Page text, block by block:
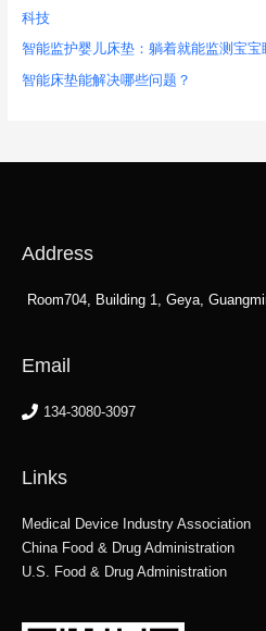
科技
智能监护婴儿床垫：躺着就能监测宝
智能床垫能解决哪些问题？
Address
Room704, Building 1, Geya,
Email
134-3080-3097
Links
Medical Device Industry Association
China Food & Drug Administration
U.S. Food & Drug Administration